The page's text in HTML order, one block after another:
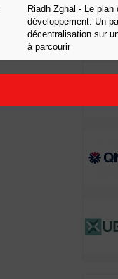
Riadh Zghal - Le plan
développement: Un
décentralisation sur
à parcourir